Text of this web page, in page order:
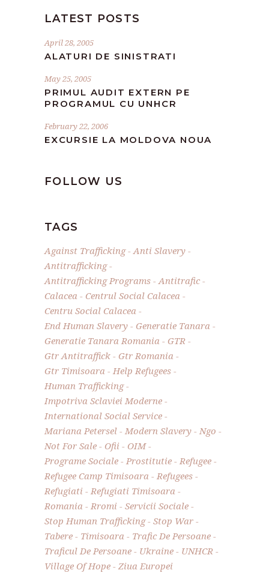
LATEST POSTS
April 28, 2005
ALATURI DE SINISTRATI
May 25, 2005
PRIMUL AUDIT EXTERN PE
PROGRAMUL CU UNHCR
February 22, 2006
EXCURSIE LA MOLDOVA NOUA
FOLLOW US
TAGS
Against Trafficking
Anti Slavery
Antitrafficking
Antitrafficking Programs
Antitrafic
Calacea
Centrul Social Calacea
Centru Social Calacea
End Human Slavery
Generatie Tanara
Generatie Tanara Romania
GTR
Gtr Antitraffick
Gtr Romania
Gtr Timisoara
Help Refugees
Human Trafficking
Impotriva Sclaviei Moderne
International Social Service
Mariana Petersel
Modern Slavery
Ngo
Not For Sale
Ofii
OIM
Programe Sociale
Prostitutie
Refugee
Refugee Camp Timisoara
Refugees
Refugiati
Refugiati Timisoara
Romania
Rromi
Servicii Sociale
Stop Human Trafficking
Stop War
Tabere
Timisoara
Trafic De Persoane
Traficul De Persoane
Ukraine
UNHCR
Village Of Hope
Ziua Europei